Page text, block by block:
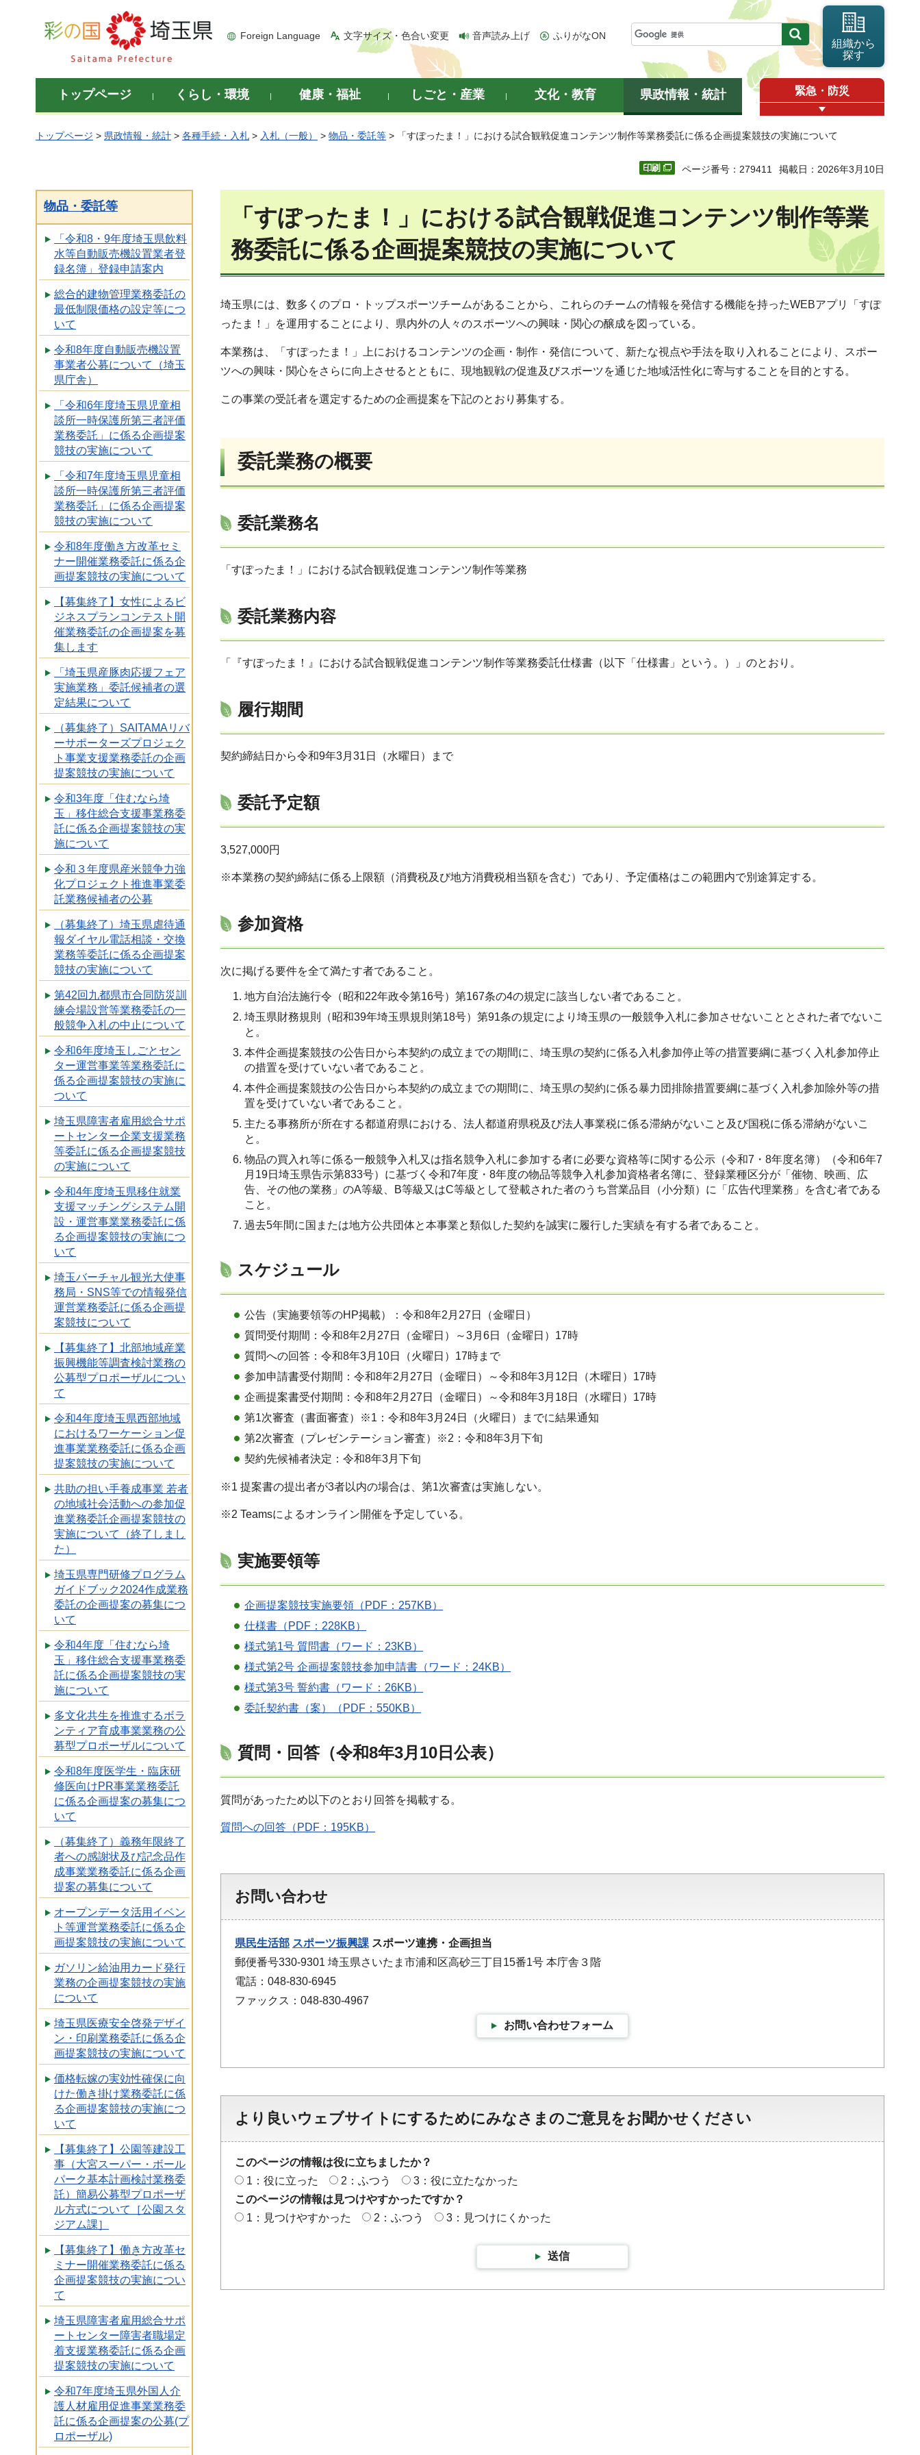
彩の国 埼玉県
Foreign Language 文字サイズ・色合い変更 音声読み上げ ふりがなON
組織から
探す
トップページ くらし・環境 健康・福祉 しごと・産業 文化・教育 県政情報・統計 緊急・防災
トップページ > 県政情報・統計 > 各種手続・入札 > 入札（一般） > 物品・委託等 > 「すぽったま！」における試合観戦促進コンテンツ制作等業務委託に係る企画提案競技の実施について
ページ番号：279411 掲載日：2026年3月10日
物品・委託等
「令和8・9年度埼玉県飲料
水等自動販売機設置業者登
録名簿」登録申請案内
総合的建物管理業務委託の
最低制限価格の設定等につ
いて
令和8年度自動販売機設置
事業者公募について（埼玉
県庁舎）
「令和6年度埼玉県児童相
談所一時保護所第三者評価
業務委託」に係る企画提案
競技の実施について
「令和7年度埼玉県児童相
談所一時保護所第三者評価
業務委託」に係る企画提案
競技の実施について
令和8年度働き方改革セミ
ナー開催業務委託に係る企
画提案競技の実施について
【募集終了】女性によるビ
ジネスプランコンテスト開
催業務委託の企画提案を募
集します
「埼玉県産豚肉応援フェア
実施業務」委託候補者の選
定結果について
（募集終了）SAITAMAリバ
ーサポーターズプロジェク
ト事業支援業務委託の企画
提案競技の実施について
令和3年度「住むなら埼
玉」移住総合支援事業務委
託に係る企画提案競技の実
施について
令和３年度県産米競争力強
化プロジェクト推進事業委
託業務候補者の公募
（募集終了）埼玉県虐待通
報ダイヤル電話相談・交換
業務等委託に係る企画提案
競技の実施について
第42回九都県市合同防災訓
練会場設営等業務委託の一
般競争入札の中止について
令和6年度埼玉しごとセン
ター運営事業等業務委託に
係る企画提案競技の実施に
ついて
埼玉県障害者雇用総合サポ
ートセンター企業支援業務
等委託に係る企画提案競技
の実施について
令和4年度埼玉県移住就業
支援マッチングシステム開
設・運営事業業務委託に係
る企画提案競技の実施につ
いて
埼玉バーチャル観光大使事
務局・SNS等での情報発信
運営業務委託に係る企画提
案競技について
【募集終了】北部地域産業
振興機能等調査検討業務の
公募型プロポーザルについ
て
令和4年度埼玉県西部地域
におけるワーケーション促
進事業業務委託に係る企画
提案競技の実施について
共助の担い手養成事業 若者
の地域社会活動への参加促
進業務委託企画提案競技の
実施について（終了しまし
た）
埼玉県専門研修プログラム
ガイドブック2024作成業務
委託の企画提案の募集につ
いて
令和4年度「住むなら埼
玉」移住総合支援事業務委
託に係る企画提案競技の実
施について
多文化共生を推進するボラ
ンティア育成事業業務の公
募型プロポーザルについて
令和8年度医学生・臨床研
修医向けPR事業業務委託
に係る企画提案の募集につ
いて
（募集終了）義務年限終了
者への感謝状及び記念品作
成事業業務委託に係る企画
提案の募集について
オープンデータ活用イベン
ト等運営業務委託に係る企
画提案競技の実施について
ガソリン給油用カード発行
業務の企画提案競技の実施
について
埼玉県医療安全啓発デザイ
ン・印刷業務委託に係る企
画提案競技の実施について
価格転嫁の実効性確保に向
けた働き掛け業務委託に係
る企画提案競技の実施につ
いて
【募集終了】公園等建設工
事（大宮スーパー・ボール
パーク基本計画検討業務委
託）簡易公募型プロポーザ
ル方式について［公園スタ
ジアム課］
【募集終了】働き方改革セ
ミナー開催業務委託に係る
企画提案競技の実施につい
て
埼玉県障害者雇用総合サポ
ートセンター障害者職場定
着支援業務委託に係る企画
提案競技の実施について
令和7年度埼玉県外国人介
護人材雇用促進事業業務委
託に係る企画提案の公募(プ
ロポーザル)
「すぽったま！」における試合観戦促進コンテンツ制作等業
務委託に係る企画提案競技の実施について
埼玉県には、数多くのプロ・トップスポーツチームがあることから、これらのチームの情報を発信する機能を持ったWEBアプリ「すぽ
ったま！」を運用することにより、県内外の人々のスポーツへの興味・関心の醸成を図っている。
本業務は、「すぽったま！」上におけるコンテンツの企画・制作・発信について、新たな視点や手法を取り入れることにより、スポー
ツへの興味・関心をさらに向上させるとともに、現地観戦の促進及びスポーツを通じた地域活性化に寄与することを目的とする。
この事業の受託者を選定するための企画提案を下記のとおり募集する。
委託業務の概要
委託業務名
「すぽったま！」における試合観戦促進コンテンツ制作等業務
委託業務内容
「『すぽったま！』における試合観戦促進コンテンツ制作等業務委託仕様書（以下「仕様書」という。）」のとおり。
履行期間
契約締結日から令和9年3月31日（水曜日）まで
委託予定額
3,527,000円
※本業務の契約締結に係る上限額（消費税及び地方消費税相当額を含む）であり、予定価格はこの範囲内で別途算定する。
参加資格
次に掲げる要件を全て満たす者であること。
地方自治法施行令（昭和22年政令第16号）第167条の4の規定に該当しない者であること。
埼玉県財務規則（昭和39年埼玉県規則第18号）第91条の規定により埼玉県の一般競争入札に参加させないこととされた者でないこ
と。
本件企画提案競技の公告日から本契約の成立までの期間に、埼玉県の契約に係る入札参加停止等の措置要綱に基づく入札参加停止
の措置を受けていない者であること。
本件企画提案競技の公告日から本契約の成立までの期間に、埼玉県の契約に係る暴力団排除措置要綱に基づく入札参加除外等の措
置を受けていない者であること。
主たる事務所が所在する都道府県における、法人都道府県税及び法人事業税に係る滞納がないこと及び国税に係る滞納がないこ
と。
物品の買入れ等に係る一般競争入札又は指名競争入札に参加する者に必要な資格等に関する公示（令和7・8年度名簿）（令和6年7
月19日埼玉県告示第833号）に基づく令和7年度・8年度の物品等競争入札参加資格者名簿に、登録業種区分が「催物、映画、広
告、その他の業務」のA等級、B等級又はC等級として登載された者のうち営業品目（小分類）に「広告代理業務」を含む者である
こと。
過去5年間に国または地方公共団体と本事業と類似した契約を誠実に履行した実績を有する者であること。
スケジュール
公告（実施要領等のHP掲載）：令和8年2月27日（金曜日）
質問受付期間：令和8年2月27日（金曜日）～3月6日（金曜日）17時
質問への回答：令和8年3月10日（火曜日）17時まで
参加申請書受付期間：令和8年2月27日（金曜日）～令和8年3月12日（木曜日）17時
企画提案書受付期間：令和8年2月27日（金曜日）～令和8年3月18日（水曜日）17時
第1次審査（書面審査）※1：令和8年3月24日（火曜日）までに結果通知
第2次審査（プレゼンテーション審査）※2：令和8年3月下旬
契約先候補者決定：令和8年3月下旬
※1 提案書の提出者が3者以内の場合は、第1次審査は実施しない。
※2 Teamsによるオンライン開催を予定している。
実施要領等
企画提案競技実施要領（PDF：257KB）
仕様書（PDF：228KB）
様式第1号 質問書（ワード：23KB）
様式第2号 企画提案競技参加申請書（ワード：24KB）
様式第3号 誓約書（ワード：26KB）
委託契約書（案）（PDF：550KB）
質問・回答（令和8年3月10日公表）
質問があったため以下のとおり回答を掲載する。
質問への回答（PDF：195KB）
お問い合わせ
県民生活部 スポーツ振興課 スポーツ連携・企画担当
郵便番号330-9301 埼玉県さいたま市浦和区高砂三丁目15番1号 本庁舎３階
電話：048-830-6945
ファックス：048-830-4967
お問い合わせフォーム
より良いウェブサイトにするためにみなさまのご意見をお聞かせください
このページの情報は役に立ちましたか？
1：役に立った
2：ふつう
3：役に立たなかった
このページの情報は見つけやすかったですか？
1：見つけやすかった
2：ふつう 3：見つけにくかった
送信